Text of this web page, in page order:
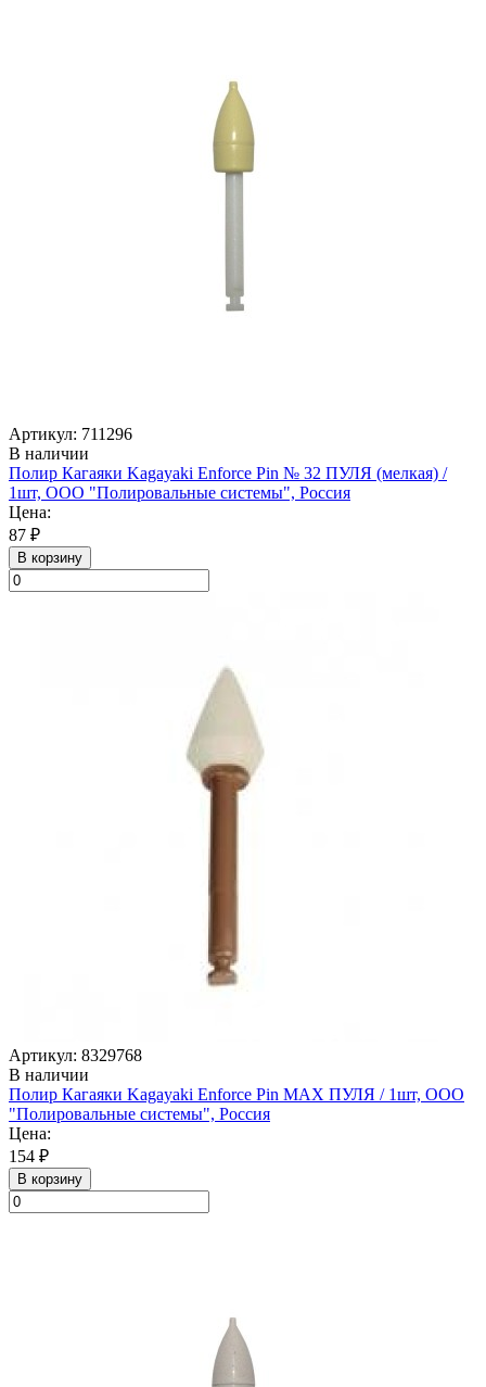
Артикул: 711296
В наличии
Полир Кагаяки Kagayaki Enforce Pin № 32 ПУЛЯ (мелкая) /
1шт, ООО "Полировальные системы", Россия
Цена:
87 ₽
В корзину
Артикул: 8329768
В наличии
Полир Кагаяки Kagayaki Enforce Pin MAX ПУЛЯ / 1шт, ООО
"Полировальные системы", Россия
Цена:
154 ₽
В корзину